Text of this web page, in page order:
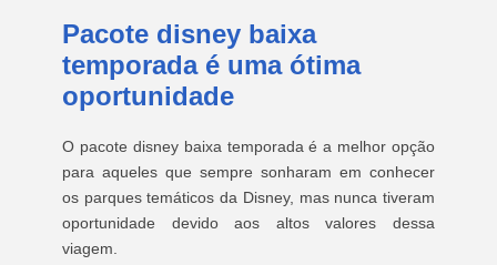
Pacote disney baixa
temporada é uma ótima
oportunidade
O pacote disney baixa temporada é a melhor opção
para aqueles que sempre sonharam em conhecer
os parques temáticos da Disney, mas nunca tiveram
oportunidade devido aos altos valores dessa
viagem.